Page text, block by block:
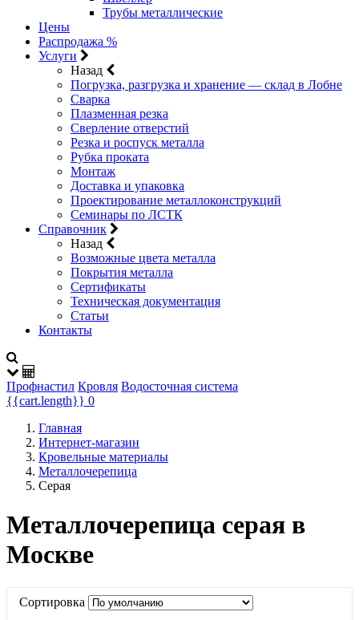
Трубы металлические
Цены
Распродажа %
Услуги
Назад
Погрузка, разгрузка и хранение — склад в Лобне
Сварка
Плазменная резка
Сверление отверстий
Резка и роспуск металла
Рубка проката
Монтаж
Доставка и упаковка
Проектирование металлоконструкций
Семинары по ЛСТК
Справочник
Назад
Возможные цвета металла
Покрытия металла
Сертификаты
Техническая документация
Статьи
Контакты
Профнастил Кровля Водосточная система
{{cart.length}} 0
Главная
Интернет-магазин
Кровельные материалы
Металлочерепица
Cерая
Металлочерепица серая в
Москве
Сортировка